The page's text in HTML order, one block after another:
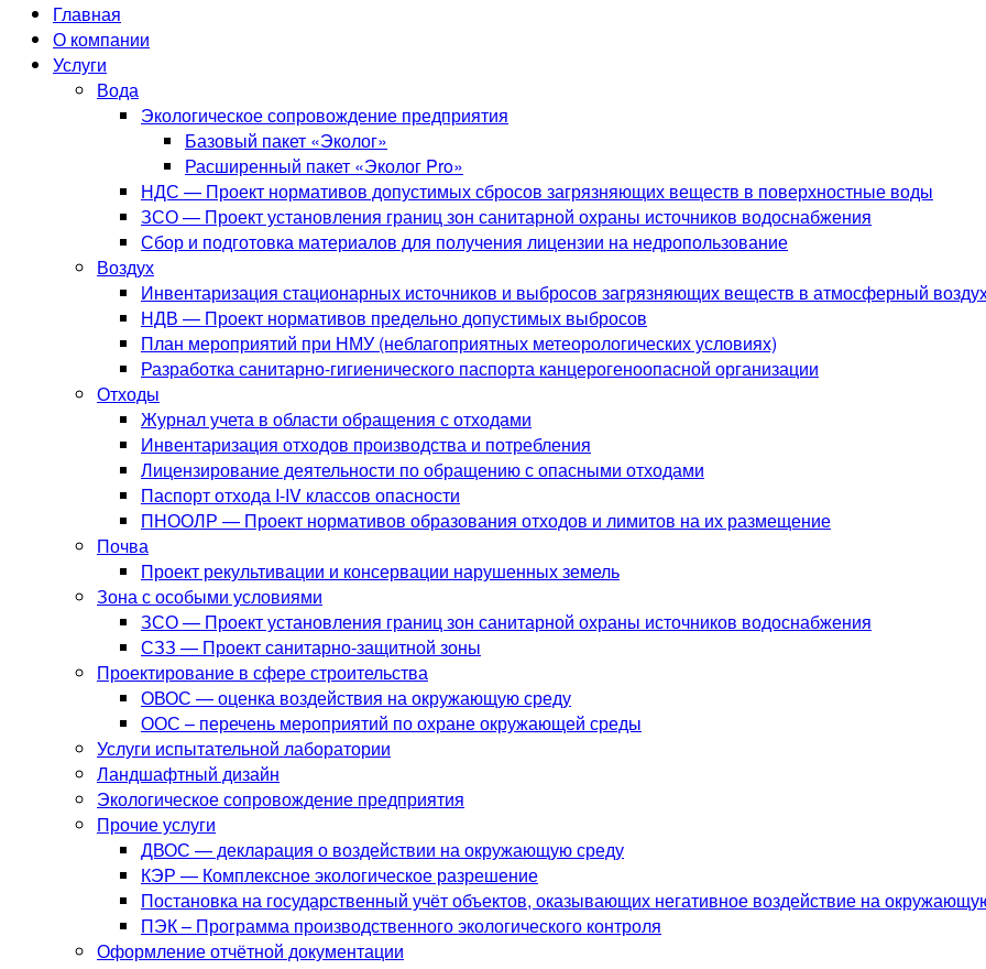
Главная
О компании
Услуги
Вода
Экологическое сопровождение предприятия
Базовый пакет «Эколог»
Расширенный пакет «Эколог Pro»
НДС — Проект нормативов допустимых сбросов загрязняющих веществ в поверхностные воды
ЗСО — Проект установления границ зон санитарной охраны источников водоснабжения
Сбор и подготовка материалов для получения лицензии на недропользование
Воздух
Инвентаризация стационарных источников и выбросов загрязняющих веществ в атмосферный
НДВ — Проект нормативов предельно допустимых выбросов
План мероприятий при НМУ (неблагоприятных метеорологических условиях)
Разработка санитарно-гигиенического паспорта канцерогеноопасной организации
Отходы
Журнал учета в области обращения с отходами
Инвентаризация отходов производства и потребления
Лицензирование деятельности по обращению с опасными отходами
Паспорт отхода I-IV классов опасности
ПНООЛР — Проект нормативов образования отходов и лимитов на их размещение
Почва
Проект рекультивации и консервации нарушенных земель
Зона с особыми условиями
ЗСО — Проект установления границ зон санитарной охраны источников водоснабжения
СЗЗ — Проект санитарно-защитной зоны
Проектирование в сфере строительства
ОВОС — оценка воздействия на окружающую среду
ООС – перечень мероприятий по охране окружающей среды
Услуги испытательной лаборатории
Ландшафтный дизайн
Экологическое сопровождение предприятия
Прочие услуги
ДВОС — декларация о воздействии на окружающую среду
КЭР — Комплексное экологическое разрешение
Постановка на государственный учёт объектов, оказывающих негативное воздействие на
ПЭК – Программа производственного экологического контроля
Оформление отчётной документации